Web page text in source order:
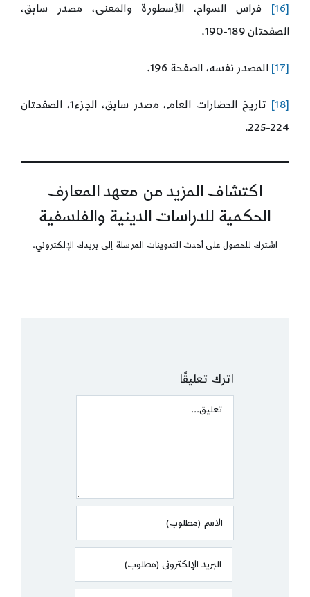
[16]
فراس السواح، الأسطورة والمعنى، مصدر سابق،
الصفحتان 189-190.
[17] المصدر نفسه، الصفحة 196.
[18]
تاريخ الحضارات العام، مصدر سابق، الجزء1، الصفحتان
224-225.
اكتشاف المزيد من معهد المعارف
الحكمية للدراسات الدينية والفلسفية
اشترك للحصول على أحدث التدوينات المرسلة إلى بريدك الإلكتروني.
اترك تعليقًا
Comment